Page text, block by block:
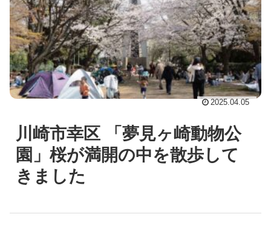
川崎市幸区 「夢見ヶ崎動物公
園」桜が満開の中を散歩して
きました
2025.04.05